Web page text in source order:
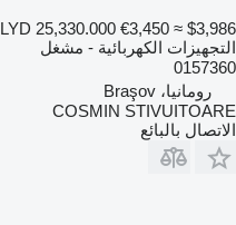
LYD 25,330.000 €3,450 ≈ $3,986
التجهيزات الكهربائية - مشغل
0157360
رومانيا، Braşov
COSMIN STIVUITOARE
الاتصال بالبائع